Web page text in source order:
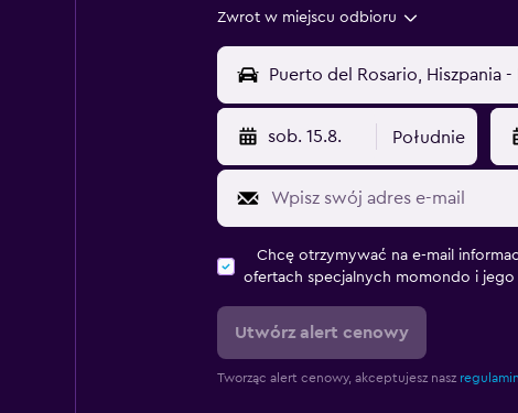
Zwrot w miejscu odbioru
sob. 15.8. Południe
Chcę otrzymywać na e-mail
ofertach specjalnych momondo i
Utwórz alert cenowy
Tworząc alert cenowy, akceptujesz nasz regulamin